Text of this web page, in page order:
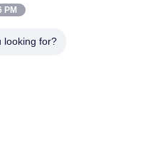
PM
looking for?